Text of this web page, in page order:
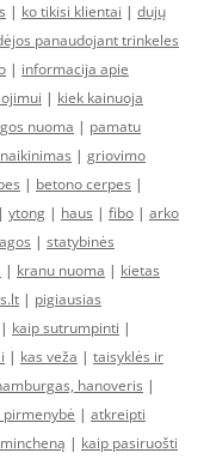
| ko tikisi klientai | dujų
panaudojant trinkeles
| informacija apie
| kiek kainuoja
nuoma | pamatu
| griovimo
| betono cerpes |
| ytong | haus | fibo | arko
| statybinės
| kranu nuoma | kietas
| pigiausias
| kaip sutrumpinti |
| kas veža | taisyklės ir
hanoveris |
pirmenybė | atkreipti
| kaip pasiruošti